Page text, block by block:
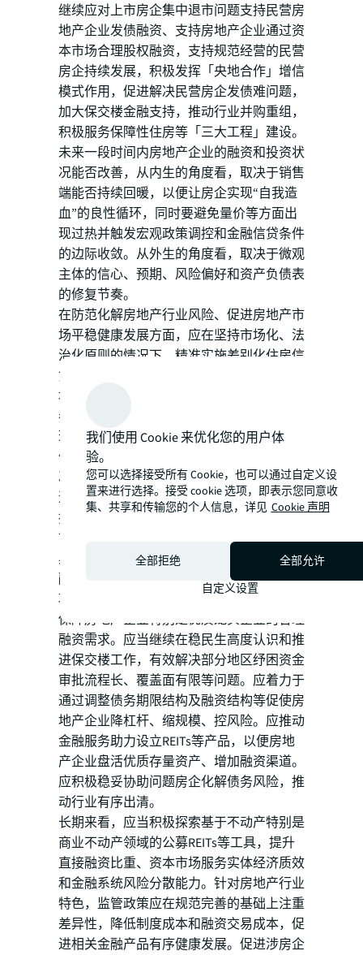
继续应对上市房企集中退市问题支持民营房
地产企业发债融资、支持房地产企业通过资
本市场合理股权融资，支持规范经营的民营
房企持续发展，积极发挥「央地合作」增信
模式作用，促进解决民营房企发债难问题，
加大保交楼金融支持，推动行业并购重组，
积极服务保障性住房等「三大工程」建设。
未来一段时间内房地产企业的融资和投资状
况能否改善，从内生的角度看，取决于销售
端能否持续回暖，以便让房企实现“自我造
血”的良性循环，同时要避免量价等方面出
现过热并触发宏观政策调控和金融信贷条件
的边际收敛。从外生的角度看，取决于微观
主体的信心、预期、风险偏好和资产负债表
的修复节奏。
在防范化解房地产行业风险、促进房地产市
场平稳健康发展方面，应在坚持市场化、法
治化原则的情况下，精准实施差别化住房信
贷政策、加大保交楼金融支持力度，保持房
地产融资平稳，稳妥化解大型房地产企业债
券违约风险。应一视同仁支持房地产企业合
理融资需求，继续落实改善优质房企资产负
债表计划，继续带动房地产行业的现金流状
况、投资活动、并购重组回到正常发展轨
道，继续引导金融机构提供正常的金融支
持，继续平稳、有序地加快房地产企业风险
市场化出清。
具体来看：应当贯彻落实“金融16条”、房企
融资“三支箭”、改善优质房企资产负债表四
项行动、“保交楼”专项借款等稳地产政策，
保障房地产企业特别是优质龙头企业的合理
融资需求。应当继续在稳民生高度认识和推
进保交楼工作，有效解决部分地区纾困资金
审批流程长、覆盖面有限等问题。应着力于
通过调整债务期限结构及融资结构等促使房
地产企业降杠杆、缩规模、控风险。应推动
金融服务助力设立REITs等产品，以便房地
产企业盘活优质存量资产、增加融资渠道。
应积极稳妥协助问题房企化解债务风险，推
动行业有序出清。
长期来看，应当积极探索基于不动产特别是
商业不动产领域的公募REITs等工具，提升
直接融资比重、资本市场服务实体经济质效
和金融系统风险分散能力。针对房地产行业
特色，监管政策应在规范完善的基础上注重
差异性，降低制度成本和融资交易成本，促
进相关金融产品有序健康发展。促进涉房企
我们使用 Cookie 来优化您的用户体
验。
您可以选择接受所有 Cookie，也可以通过自定义设
置来进行选择。接受 cookie 选项，即表示您同意收
集、共享和传输您的个人信息，详见 Cookie 声明
全部拒绝
全部允许
自定义设置